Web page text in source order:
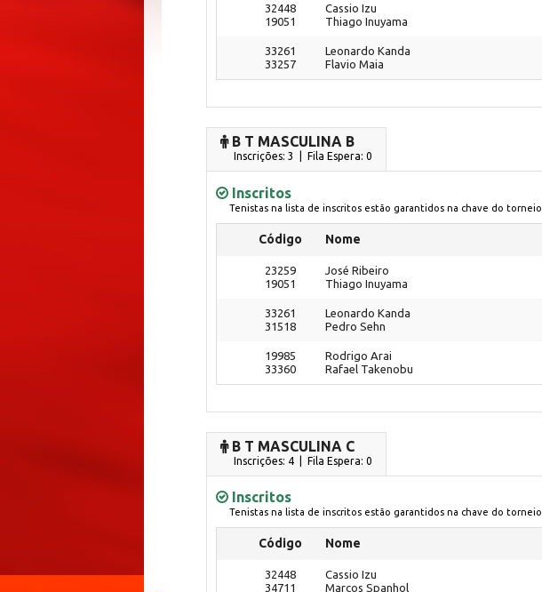
32448
19051
Cassio Izu
Thiago Inuyama
33261
33257
Leonardo Kanda
Flavio Maia
B T MASCULINA B
Inscrições: 3 | Fila Espera: 0
Inscritos
Tenistas na lista de inscritos estão garantidos na chave do torneio
Código Nome
23259
19051
José Ribeiro
Thiago Inuyama
33261
31518
Leonardo Kanda
Pedro Sehn
19985
33360
Rodrigo Arai
Rafael Takenobu
B T MASCULINA C
Inscrições: 4 | Fila Espera: 0
Inscritos
Tenistas na lista de inscritos estão garantidos na chave do torneio
Código Nome
32448
34711
Cassio Izu
Marcos Spanhol